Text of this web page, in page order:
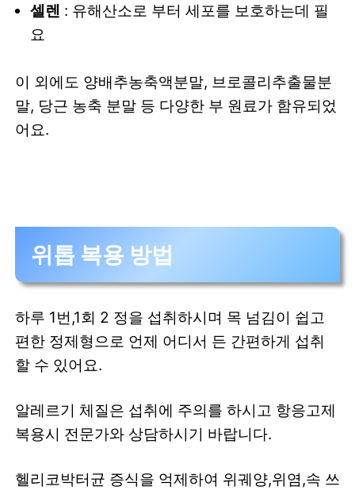
셀렌 : 유해산소로 부터 세포를 보호하는데 필
요
이 외에도 양배추농축액분말, 브로콜리추출물분
말, 당근 농축 분말 등 다양한 부 원료가 함유되었
어요.
위톱 복용 방법
하루 1번,1회 2 정을 섭취하시며 목 넘김이 쉽고
편한 정제형으로 언제 어디서 든 간편하게 섭취
할 수 있어요.
알레르기 체질은 섭취에 주의를 하시고 항응고제
복용시 전문가와 상담하시기 바랍니다.
헬리코박터균 증식을 억제하여 위궤양,위염,속 쓰